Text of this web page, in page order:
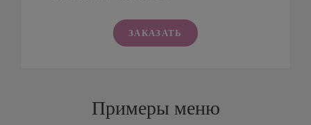
ЗАКАЗАТЬ
Примеры меню